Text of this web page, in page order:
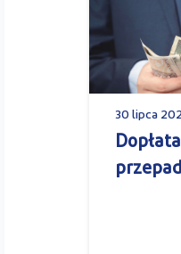
30 lipca